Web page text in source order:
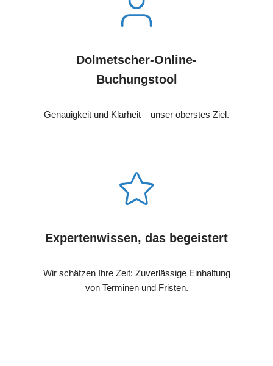
Dolmetscher-Online-
Buchungstool
Genauigkeit und Klarheit – unser oberstes Ziel.
Expertenwissen, das begeistert
Wir schätzen Ihre Zeit: Zuverlässige Einhaltung
von Terminen und Fristen.